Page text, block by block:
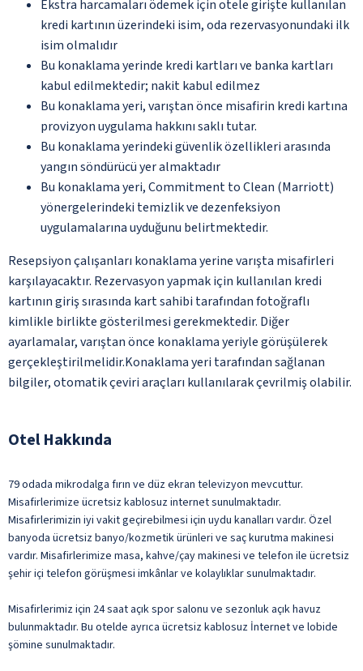
Ekstra harcamaları ödemek için otele girişte kullanılan
kredi kartının üzerindeki isim, oda rezervasyonundaki ilk
isim olmalıdır
Bu konaklama yerinde kredi kartları ve banka kartları
kabul edilmektedir; nakit kabul edilmez
Bu konaklama yeri, varıştan önce misafirin kredi kartına
provizyon uygulama hakkını saklı tutar.
Bu konaklama yerindeki güvenlik özellikleri arasında
yangın söndürücü yer almaktadır
Bu konaklama yeri, Commitment to Clean (Marriott)
yönergelerindeki temizlik ve dezenfeksiyon
uygulamalarına uyduğunu belirtmektedir.
Resepsiyon çalışanları konaklama yerine varışta misafirleri
karşılayacaktır. Rezervasyon yapmak için kullanılan kredi
kartının giriş sırasında kart sahibi tarafından fotoğraflı
kimlikle birlikte gösterilmesi gerekmektedir. Diğer
ayarlamalar, varıştan önce konaklama yeriyle görüşülerek
gerçekleştirilmelidir.Konaklama yeri tarafından sağlanan
bilgiler, otomatik çeviri araçları kullanılarak çevrilmiş olabilir.
Otel Hakkında
79 odada mikrodalga fırın ve düz ekran televizyon mevcuttur.
Misafirlerimize ücretsiz kablosuz internet sunulmaktadır.
Misafirlerimizin iyi vakit geçirebilmesi için uydu kanalları vardır. Özel
banyoda ücretsiz banyo/kozmetik ürünleri ve saç kurutma makinesi
vardır. Misafirlerimize masa, kahve/çay makinesi ve telefon ile ücretsiz
şehir içi telefon görüşmesi imkânlar ve kolaylıklar sunulmaktadır.
Misafirlerimiz için 24 saat açık spor salonu ve sezonluk açık havuz
bulunmaktadır. Bu otelde ayrıca ücretsiz kablosuz İnternet ve lobide
şömine sunulmaktadır.